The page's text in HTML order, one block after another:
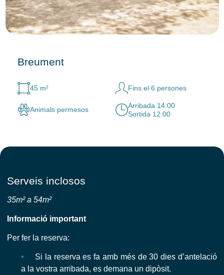
Breument
45 m² Fins el 6 persones
Animals permesos
Arribada 14:00
Sortida 12:00
Serveis inclosos
35m² a 54m²
Informació important
Per fer la reserva:
Si la reserva es fa amb més de 30 dies d’antelació
a la vostra arribada, es demana un dipòsit.